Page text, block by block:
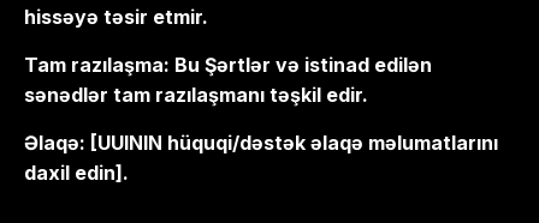
hissəyə təsir etmir.
Tam razılaşma: Bu Şərtlər və istinad edilən
sənədlər tam razılaşmanı təşkil edir.
Əlaqə: [UUININ hüquqi/dəstək əlaqə məlumatlarını
daxil edin].